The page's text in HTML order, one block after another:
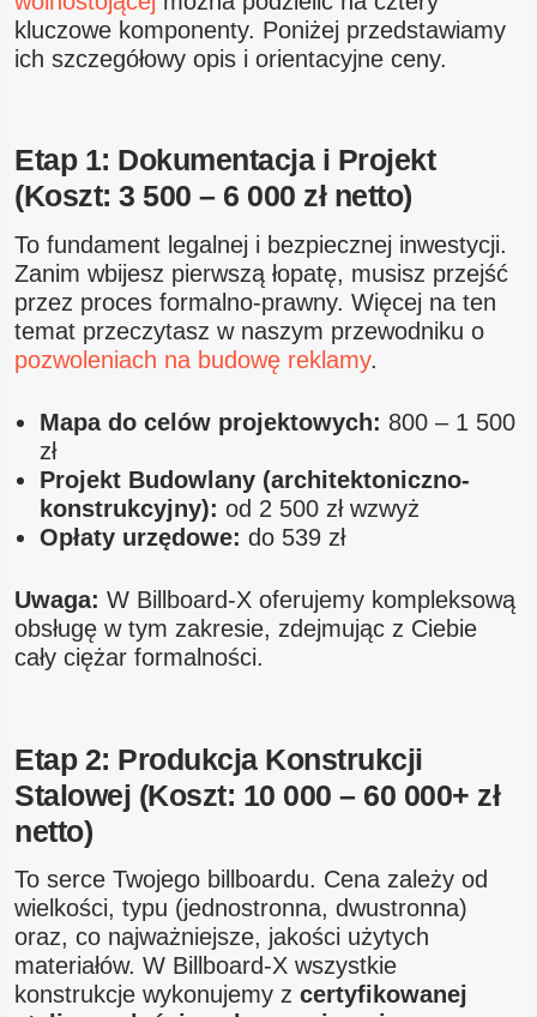
kluczowe komponenty. Poniżej przedstawiamy
ich szczegółowy opis i orientacyjne ceny.
Etap 1: Dokumentacja i Projekt
(Koszt: 3 500 – 6 000 zł netto)
To fundament legalnej i bezpiecznej inwestycji.
Zanim wbijesz pierwszą łopatę, musisz przejść
przez proces formalno-prawny. Więcej na ten
temat przeczytasz w naszym przewodniku o
pozwoleniach na budowę reklamy.
Mapa do celów projektowych: 800 – 1 500
zł
Projekt Budowlany (architektoniczno-
konstrukcyjny): od 2 500 zł wzwyż
Opłaty urzędowe: do 539 zł
Uwaga: W Billboard-X oferujemy kompleksową
obsługę w tym zakresie, zdejmując z Ciebie
cały ciężar formalności.
Etap 2: Produkcja Konstrukcji
Stalowej (Koszt: 10 000 – 60 000+ zł
netto)
To serce Twojego billboardu. Cena zależy od
wielkości, typu (jednostronna, dwustronna)
oraz, co najważniejsze, jakości użytych
materiałów. W Billboard-X wszystkie
konstrukcje wykonujemy z certyfikowanej